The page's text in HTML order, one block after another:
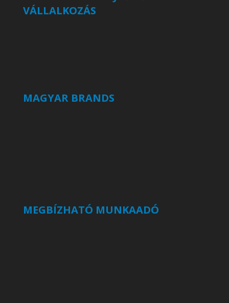
VÁLLALKOZÁS
MAGYAR BRANDS
MEGBÍZHATÓ MUNKAADÓ